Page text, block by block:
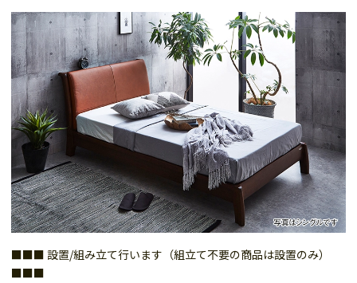
■■■ 設置/組み立て行います（組立て不要の商品は設置のみ）
■■■